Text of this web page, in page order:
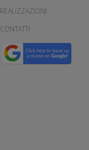
REALIZZAZIONI
CONTATTI